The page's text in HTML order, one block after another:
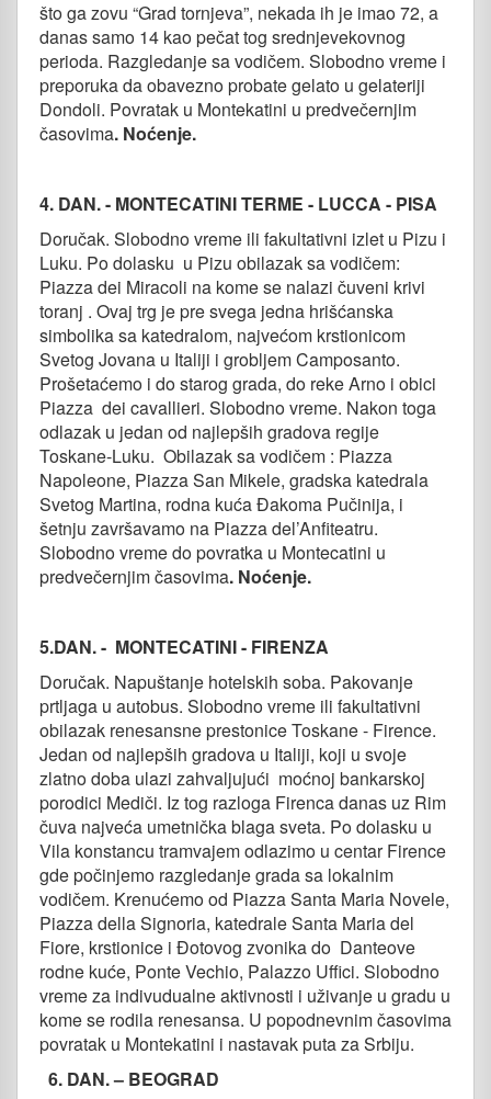
što ga zovu “Grad tornjeva”, nekada ih je imao 72, a
danas samo 14 kao pečat tog srednjevekovnog
perioda. Razgledanje sa vodičem. Slobodno vreme i
preporuka da obavezno probate gelato u gelateriji
Dondoli. Povratak u Montekatini u predvečernjim
časovima. Noćenje.
4. DAN. - MONTECATINI TERME - LUCCA - PISA
Doručak. Slobodno vreme ili fakultativni izlet u Pizu i
Luku. Po dolasku u Pizu obilazak sa vodičem:
Piazza dei Miracoli na kome se nalazi čuveni krivi
toranj . Ovaj trg je pre svega jedna hrišćanska
simbolika sa katedralom, najvećom krstionicom
Svetog Jovana u Italiji i grobljem Camposanto.
Prošetaćemo i do starog grada, do reke Arno i obici
Piazza dei cavallieri. Slobodno vreme. Nakon toga
odlazak u jedan od najlepših gradova regije
Toskane-Luku. Obilazak sa vodičem : Piazza
Napoleone, Piazza San Mikele, gradska katedrala
Svetog Martina, rodna kuća Đakoma Pučinija, i
šetnju završavamo na Piazza del’Anfiteatru.
Slobodno vreme do povratka u Montecatini u
predvečernjim časovima. Noćenje.
5.DAN. - MONTECATINI - FIRENZA
Doručak. Napuštanje hotelskih soba. Pakovanje
prtljaga u autobus. Slobodno vreme ili fakultativni
obilazak renesansne prestonice Toskane - Firence.
Jedan od najlepših gradova u Italiji, koji u svoje
zlatno doba ulazi zahvaljujući moćnoj bankarskoj
porodici Mediči. Iz tog razloga Firenca danas uz Rim
čuva najveća umetnička blaga sveta. Po dolasku u
Vila konstancu tramvajem odlazimo u centar Firence
gde počinjemo razgledanje grada sa lokalnim
vodičem. Krenućemo od Piazza Santa Maria Novele,
Piazza della Signoria, katedrale Santa Maria del
Fiore, krstionice i Đotovog zvonika do Danteove
rodne kuće, Ponte Vechio, Palazzo Uffici. Slobodno
vreme za indivudualne aktivnosti i uživanje u gradu u
kome se rodila renesansa. U popodnevnim časovima
povratak u Montekatini i nastavak puta za Srbiju.
6. DAN. – BEOGRAD